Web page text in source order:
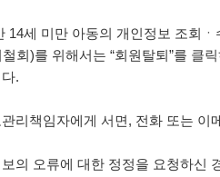
14세 미만 아동의 개인정보 조회ㆍ
회)를 위해서는 “회원탈퇴”를 클
.
리책임자에게 서면, 전화 또는 이
의 오류에 대한 정정을 요청하신